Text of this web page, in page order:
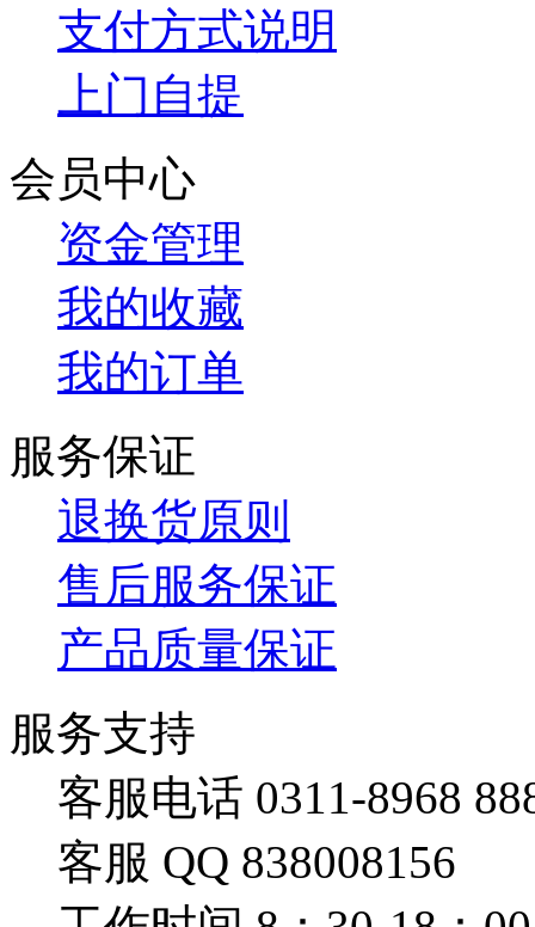
支付方式说明
上门自提
会员中心
资金管理
我的收藏
我的订单
服务保证
退换货原则
售后服务保证
产品质量保证
服务支持
客服电话 0311-8968
客服 QQ 838008156